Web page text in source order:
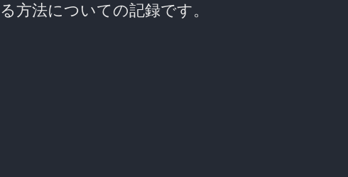
る方法についての記録です。